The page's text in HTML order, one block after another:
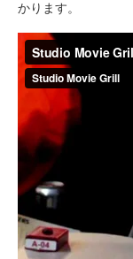
かります。